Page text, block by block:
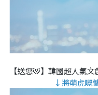
【送您🐯】韓國超人氣
↓將萌虎嘅